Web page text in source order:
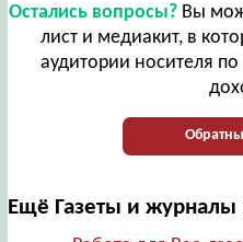
Остались вопросы?Вы
лист и медиакит, в
аудитории носителя
Ещё Газеты и журналы